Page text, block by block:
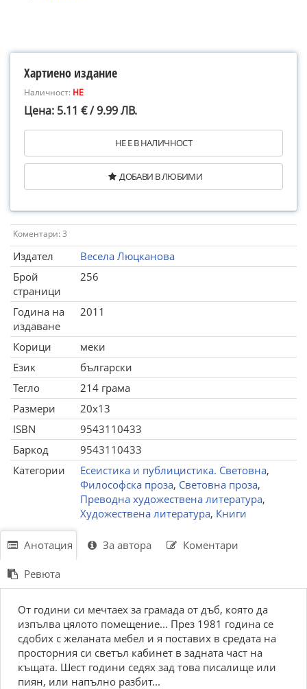
Хартиено издание
Наличност: НЕ
Цена: 5.11 € / 9.99 ЛВ.
НЕ Е В НАЛИЧНОСТ
ДОБАВИ В ЛЮБИМИ
Коментари: 3
Издател
Весела Люцканова
Брой
страници
256
Година на
издаване
2011
Корици
меки
Език
български
Тегло
214 грама
Размери
20x13
ISBN
9543110433
Баркод
9543110433
Категории
Есеистика и публицистика. Световна,
Философска проза, Световна проза,
Преводна художествена литература,
Художествена литература, Книги
Анотация За автора Коментари
Ревюта
От години си мечтаех за грамада от дъб, която да
изпълва цялото помещение... През 1981 година се
сдобих с желаната мебел и я поставих в средата на
просторния си светъл кабинет в задната част на
къщата. Шест години седях зад това писалище или
пиян, или напълно разбит...